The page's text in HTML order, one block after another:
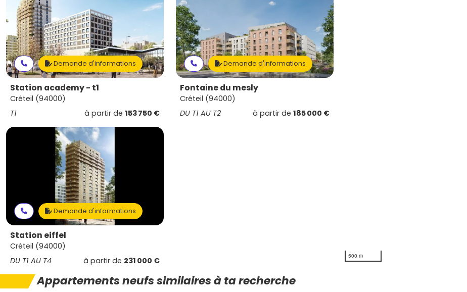
Demande d'informations
Station academy - t1
Créteil (94000)
T1
à partir de 153 750 €
Demande d'informations
Fontaine du mesly
Créteil (94000)
DU T1 AU T2
à partir de 185 000 €
Demande d'informations
Station eiffel
Créteil (94000)
DU T1 AU T4
à partir de 231 000 €
Appartements neufs similaires à ta recherche
500 m